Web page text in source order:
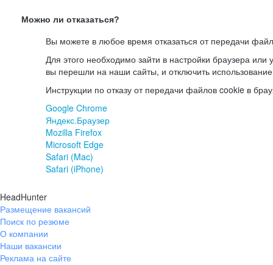
Можно ли отказаться?
Вы можете в любое время отказаться от передачи
Для этого необходимо зайти в настройки браузера или
вы перешли на наши сайты, и отключить
Инструкции по отказу от передачи файлов cookie в
Google Chrome
Яндекс.Браузер
Mozilla Firefox
Microsoft Edge
Safari (Mac)
Safari (iPhone)
HeadHunter
Размещение вакансий
Поиск по резюме
О компании
Наши вакансии
Реклама на сайте